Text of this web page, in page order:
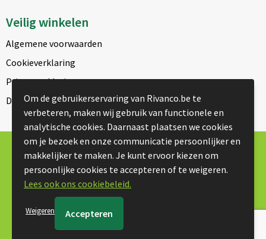
Veilig winkelen
Algemene voorwaarden
Cookieverklaring
Privacyverklaring
Disclaimer
© Copyright Rivanco 2026
Om de gebruikerservaring van Rivanco.be te
verbeteren, maken wij gebruik van functionele en
analytische cookies. Daarnaast plaatsen we cookies
om je bezoek en onze communicatie persoonlijker en
makkelijker te maken. Je kunt ervoor kiezen om
persoonlijke cookies te accepteren of te weigeren.
Lees ook ons cookiebeleid.
Weigeren